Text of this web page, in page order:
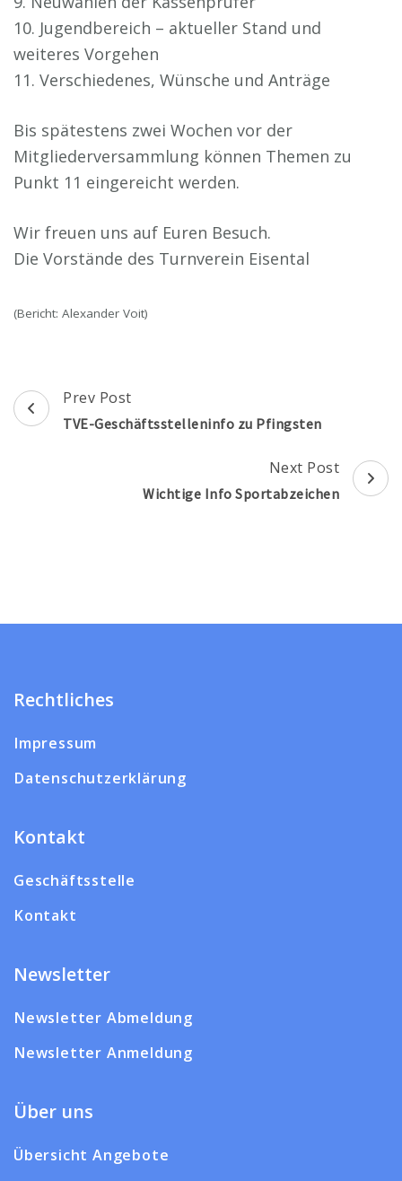
10. Jugendbereich – aktueller Stand und
weiteres Vorgehen
11. Verschiedenes, Wünsche und Anträge
Bis spätestens zwei Wochen vor der
Mitgliederversammlung können Themen zu
Punkt 11 eingereicht werden.
Wir freuen uns auf Euren Besuch.
Die Vorstände des Turnverein Eisental
(Bericht: Alexander Voit)
Post
Navigation
Prev Post
TVE-Geschäftsstelleninfo zu Pfingsten
Next Post
Wichtige Info Sportabzeichen
Rechtliches
Impressum
Datenschutzerklärung
Kontakt
Geschäftsstelle
Kontakt
Newsletter
Newsletter Abmeldung
Newsletter Anmeldung
Über uns
Übersicht Angebote